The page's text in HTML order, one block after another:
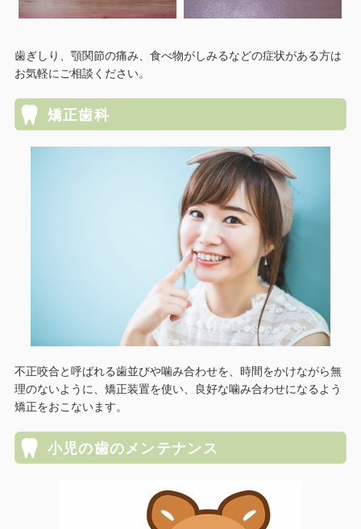
歯ぎしり、顎関節の痛み、食べ物がしみるなどの症状がある方は
お気軽にご相談ください。
矯正歯科
不正咬合と呼ばれる歯並びや噛み合わせを、時間をかけながら無
理のないように、矯正装置を使い、良好な噛み合わせになるよう
矯正をおこないます。
小児の歯のメンテナンス